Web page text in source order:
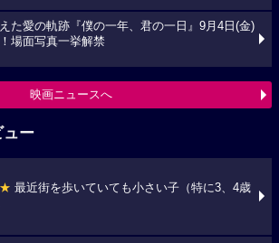
た愛の軌跡『僕の一年、君の一日』9月4日(金)
場面写真一挙解禁
映画ニュースへ
ュー
最近街を歩いていても小さい子（特に3、4歳